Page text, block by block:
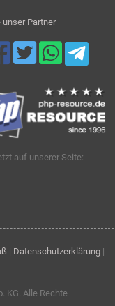
unser Partner
auf unserer Seite:
| Datenschutzerklärung |
KG. Alle Rechte